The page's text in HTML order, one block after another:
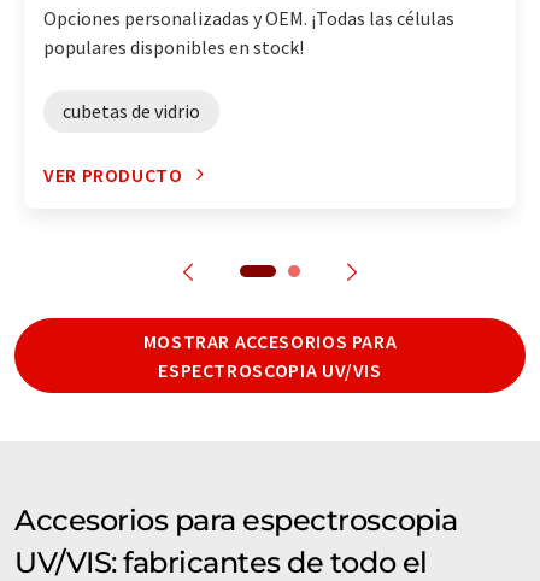
Opciones personalizadas y OEM. ¡Todas las células
populares disponibles en stock!
cubetas de vidrio
VER PRODUCTO
MOSTRAR ACCESORIOS PARA
ESPECTROSCOPIA UV/VIS
Accesorios para espectroscopia
UV/VIS: fabricantes de todo el